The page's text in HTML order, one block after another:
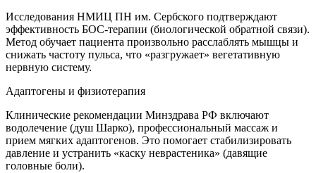
Исследования НМИЦ ПН им. Сербского подтверждают
эффективность БОС-терапии (биологической обратной связи).
Метод обучает пациента произвольно расслаблять мышцы и
снижать частоту пульса, что «разгружает» вегетативную
нервную систему.
Адаптогены и физиотерапия
Клинические рекомендации Минздрава РФ включают
водолечение (душ Шарко), профессиональный массаж и
прием мягких адаптогенов. Это помогает стабилизировать
давление и устранить «каску неврастеника» (давящие
головные боли).